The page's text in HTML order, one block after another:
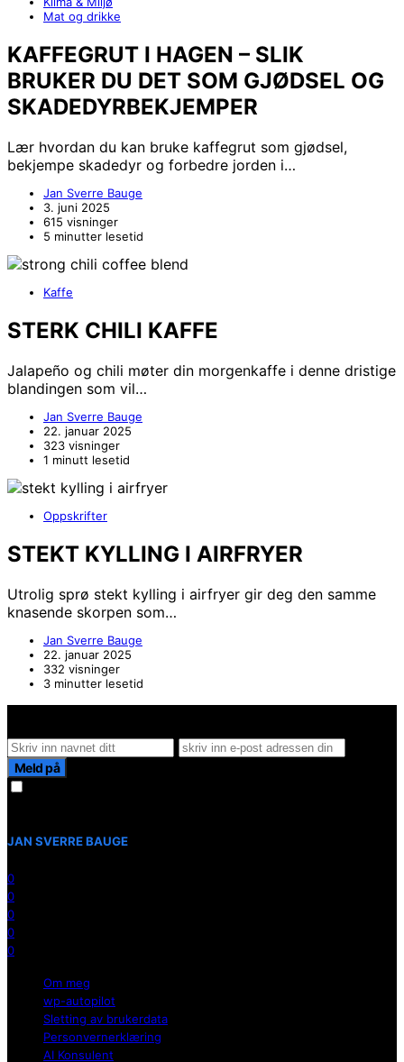
Mat og drikke
KAFFEGRUT I HAGEN – SLIK
BRUKER DU DET SOM GJØDSEL OG
SKADEDYRBEKJEMPER
Lær hvordan du kan bruke kaffegrut som gjødsel,
bekjempe skadedyr og forbedre jorden i…
Jan Sverre Bauge
3. juni 2025
615 visninger
5 minutter lesetid
Kaffe
STERK CHILI KAFFE
Jalapeño og chili møter din morgenkaffe i denne dristige
blandingen som vil…
Jan Sverre Bauge
22. januar 2025
323 visninger
1 minutt lesetid
Oppskrifter
STEKT KYLLING I AIRFRYER
Utrolig sprø stekt kylling i airfryer gir deg den samme
knasende skorpen som…
Jan Sverre Bauge
22. januar 2025
332 visninger
3 minutter lesetid
Meld på
JAN SVERRE BAUGE
0
0
0
0
0
Om meg
wp-autopilot
Sletting av brukerdata
Personvernerklæring
AI Konsulent